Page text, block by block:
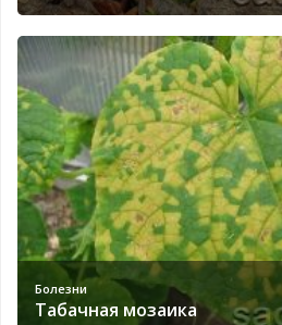
Болезни
Табачная мозаика